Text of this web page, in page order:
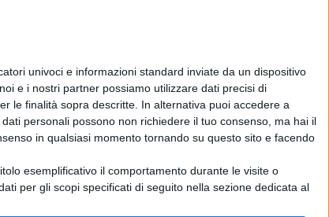
univoci e informazioni standard inviate da un dispositivo
e i nostri partner possiamo utilizzare dati precisi di
le finalità sopra descritte. In alternativa puoi accedere a
personali possono non richiedere il tuo consenso, ma hai il
in qualsiasi momento tornando su questo sito e facendo
esemplificativo il comportamento durante le visite o
per gli scopi specificati di seguito nella sezione dedicata al